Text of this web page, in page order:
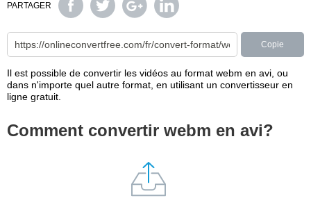
PARTAGER
Copie
Il est possible de convertir les vidéos au format webm en avi, ou
dans n'importe quel autre format, en utilisant un convertisseur en
ligne gratuit.
Comment convertir webm en avi?